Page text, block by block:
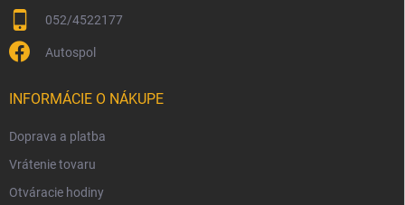
052/4522177
Autospol
INFORMÁCIE O NÁKUPE
Doprava a platba
Vrátenie tovaru
Otváracie hodiny